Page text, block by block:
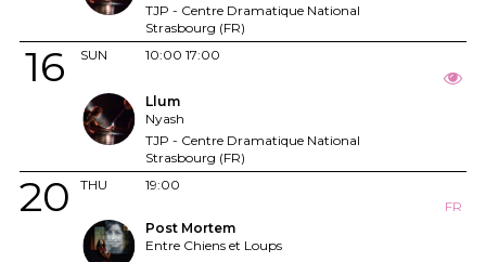
TJP - Centre Dramatique National
Strasbourg (FR)
SUN
16 10:00 17:00
Llum
Nyash
TJP - Centre Dramatique National
Strasbourg (FR)
THU
20
19:00
FR
Post Mortem
Entre Chiens et Loups